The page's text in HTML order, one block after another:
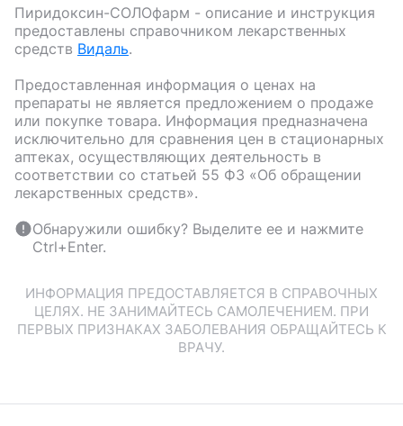
Пиридоксин-СОЛОфарм - описание и инструкция
предоставлены справочником лекарственных
средств Видаль.
Предоставленная информация о ценах на
препараты не является предложением о продаже
или покупке товара. Информация предназначена
исключительно для сравнения цен в стационарных
аптеках, осуществляющих деятельность в
соответствии со статьей 55 ФЗ «Об обращении
лекарственных средств».
Обнаружили ошибку? Выделите ее и нажмите
Ctrl+Enter.
ИНФОРМАЦИЯ ПРЕДОСТАВЛЯЕТСЯ В СПРАВОЧНЫХ
ЦЕЛЯХ. НЕ ЗАНИМАЙТЕСЬ САМОЛЕЧЕНИЕМ. ПРИ
ПЕРВЫХ ПРИЗНАКАХ ЗАБОЛЕВАНИЯ ОБРАЩАЙТЕСЬ К
ВРАЧУ.